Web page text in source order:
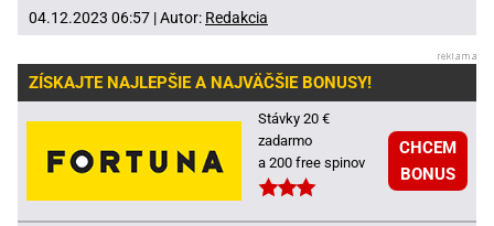
04.12.2023 06:57 | Autor: Redakcia
ZÍSKAJTE NAJLEPŠIE A NAJVÄČŠIE BONUSY!
Stávky 20 €
zadarmo
a 200 free spinov
CHCEM
BONUS